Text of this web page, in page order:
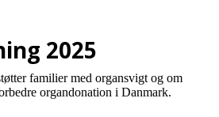
2025
familier med organsvigt og om
organdonation i Danmark.